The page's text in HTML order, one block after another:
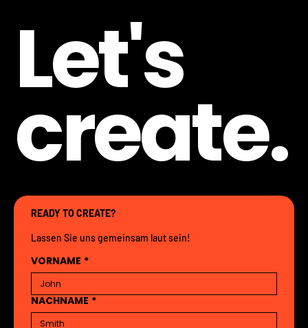
Let's
create.
READY TO CREATE?
Lassen Sie uns gemeinsam laut sein!
VORNAME *
NACHNAME *